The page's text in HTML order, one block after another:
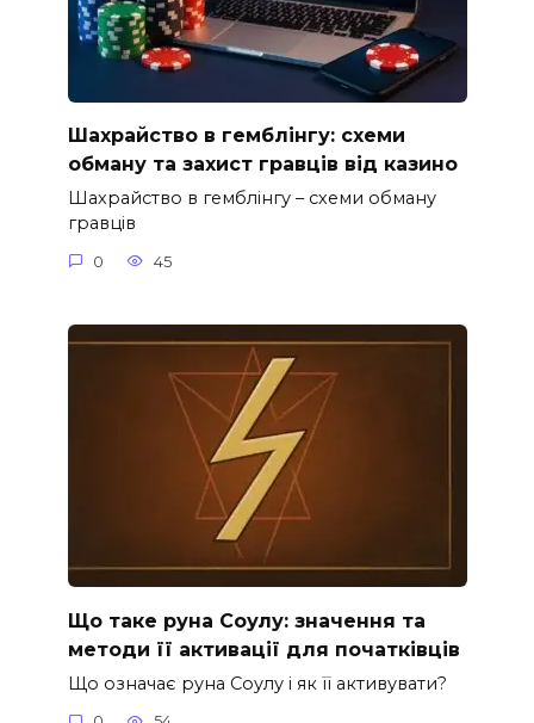
Шахрайство в гемблінгу: схеми
обману та захист гравців від казино
Шахрайство в гемблінгу – схеми обману
гравців
0 45
Що таке руна Соулу: значення та
методи її активації для початківців
Що означає руна Соулу і як її активувати?